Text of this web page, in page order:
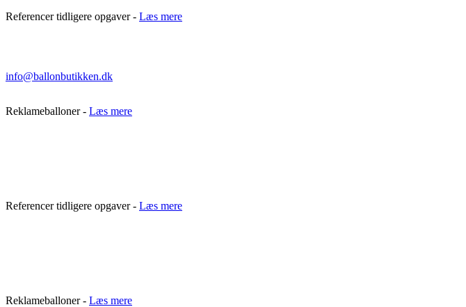
info@ballonbutikken.dk
Referencer tidligere opgaver - Læs mere
Reklameballoner - Læs mere
Referencer tidligere opgaver - Læs mere
Reklameballoner - Læs mere